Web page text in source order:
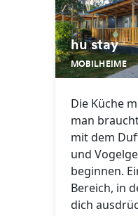
hu stay
MOBILHEIME
Die Küche
man
mit dem
und
beginnen.
Bereich, in
dich